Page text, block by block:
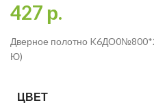
427 р.
Дверное полотно
Ю)
ЦВЕТ